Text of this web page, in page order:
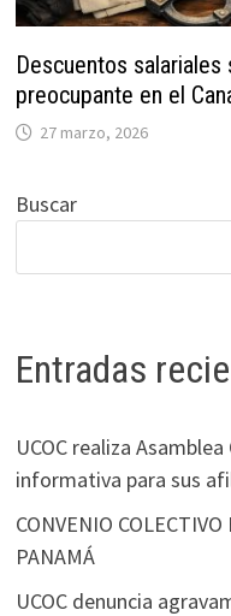
Descuentos
preocupante en el
27 marzo, 2026
Buscar
Entradas
UCOC realiza
informativa para sus
CONVENIO
PANAMÁ
UCOC denuncia